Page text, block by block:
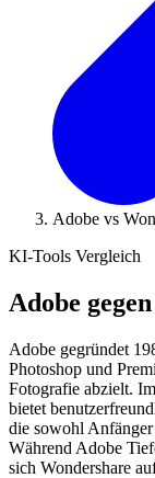
Adobe vs
KI-Tools Vergleich
Adobe gegen
Adobe gegründet
Photoshop und
Fotografie abzielt.
bietet
die sowohl Anfänger
Während Adobe
sich Wondershare